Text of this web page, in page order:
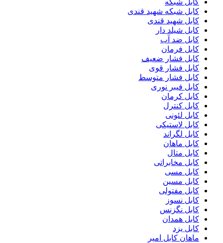
کابل شبکه
کابل شبکه شهید قندی
کابل شهید قندی
کابل شیلد دار
کابل ضد آب
کابل فرمان
کابل فشار ضعیف
کابل فشار قوی
کابل فشار متوسط
کابل فیبر نوری
کابل کرمان
کابل کنترل
کابل لئونی
کابل لاستیکی
کابل لگراند
کابل ماهان
کابل متال
کابل مخابراتی
کابل مسی
کابل مسین
کابل مفتولی
کابل نسوز
کابل نگزنس
کابل همدان
کابل یزد
ماهان کابل امیر